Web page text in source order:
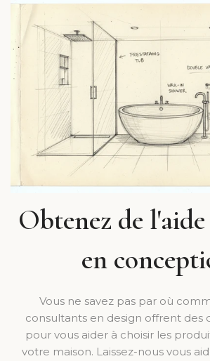
Obtenez de
en
Vous ne savez pas par où
consultants en design offrent des
pour vous aider à choisir les
votre maison. Laissez-nous vous